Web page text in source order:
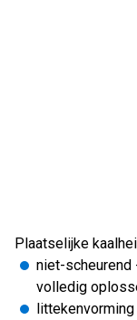
Plaatselijke
niet-scheurend
volledig